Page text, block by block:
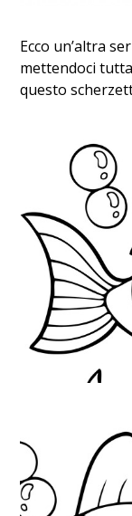
Ecco un’altra
mettendoci
questo